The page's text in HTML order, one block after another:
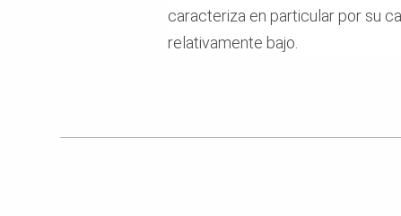
caracteriza en particular por su
relativamente bajo.